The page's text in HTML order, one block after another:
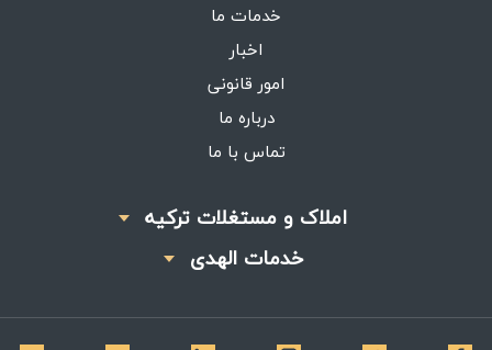
خدمات ما
اخبار
امور قانونی
درباره ما
تماس با ما
املاک و مستغلات ترکیه
خدمات الهدی